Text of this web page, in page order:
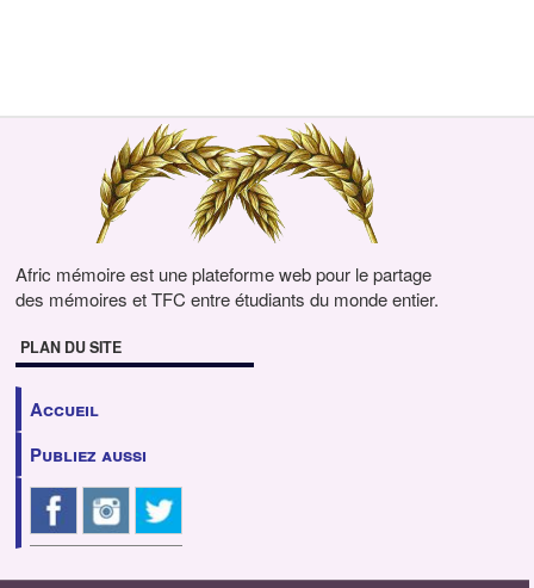
Afric mémoire est une plateforme web pour le partage
des mémoires et TFC entre étudiants du monde entier.
PLAN DU SITE
Accueil
Publiez aussi